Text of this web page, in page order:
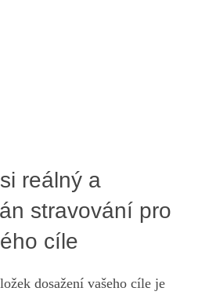
reálný a
‍stravování⁤ pro⁤
⁤cíle
dosažení vašeho cíle ​je